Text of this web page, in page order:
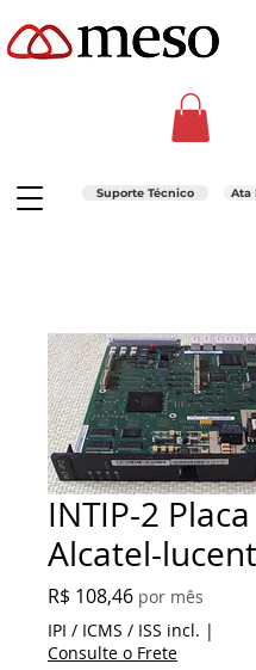
Suporte Técnico Ata
INTIP-2 Placa
Alcatel-
R$ 108,46Preço
por mês
IPI / ICMS / ISS incl. |
Consulte o Frete